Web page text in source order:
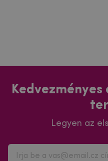
Legyen az